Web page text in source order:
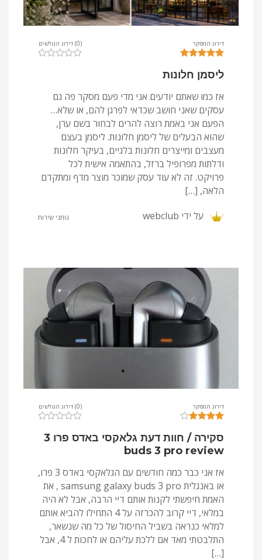
דירוג המסקר (0) דירוג הגולשים
ליסמן חלונות
אז כמו שאתם יודעים אני מדי פעם מסקר פה גם
עסקים שאני חושב שכדאי לפרגן להם, או שלא…
הפעם אני באמת רוצה להרים לבחור בשם ערן,
שהוא הבעלים של ליסמן חלונות. ליסמן בעצם
מעצבים ומייצרים חלונות בלגיים, בעיקר חלונות
ודלתות מפרופיל ברזל, בהתאמה אישית לכל
פרויקט. זה לא עוד עסק שמוכר מוצר מדף ומתקדם
הלאה, […]
על ידי webclub נותני שירות
דירוג המסקר (0) דירוג הגולשים
סקירה / חוות דעת גלאקסי באדס פרו 3
buds 3 pro review
אז אני כבר כמה חודשים עם הגלאקסי באדס 3 פרו,
או באנגלית samsung galaxy buds 3 pro , את
האמת חיפשתי לקנות אותם דיי הרבה, אבל לא היה
במלאי, דיי קרוב להכרזה על 4 התחילו להביא אותם
למלאי כנראה בשביל החיסול של כל מה שנשאר,
התלבטתי מאד אם ללכת עליהם או לחכות ל 4, אבל
[…]